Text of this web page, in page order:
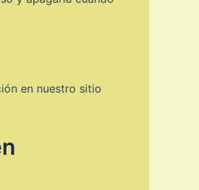
en nuestro sitio